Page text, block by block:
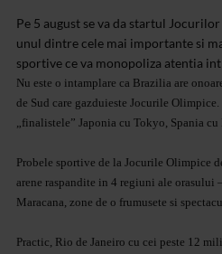
Pe 5 august se va da startul
unul dintre cele mai importante si
sportive ce va monopoliza atentia
Nu este o intamplare ca Brazilia are
de Sud care gazduieste Jocurile
„finalistele” Japonia cu Tokyo, Spania
Probele sportive de la Jocurile Olimpice
arene raspandite in 4 regiuni ale orasului
Maracana, zone de o frumusete si
Practic, Rio de Janeiro cu cei peste 12